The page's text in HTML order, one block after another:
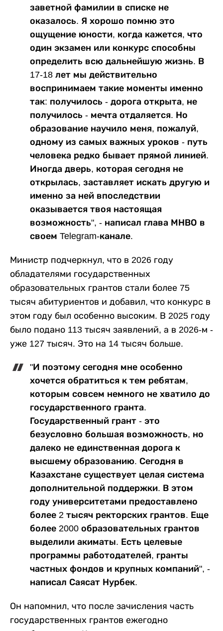
заветной фамилии в списке не
оказалось. Я хорошо помню это
ощущение юности, когда кажется, что
один экзамен или конкурс способны
определить всю дальнейшую жизнь. В
17-18 лет мы действительно
воспринимаем такие моменты именно
так: получилось - дорога открыта, не
получилось - мечта отдаляется. Но
образование научило меня, пожалуй,
одному из самых важных уроков - путь
человека редко бывает прямой линией.
Иногда дверь, которая сегодня не
открылась, заставляет искать другую и
именно за ней впоследствии
оказывается твоя настоящая
возможность", - написал глава МНВО в
своем Telegram-канале.
Министр подчеркнул, что в 2026 году
обладателями государственных
образовательных грантов стали более 75
тысяч абитуриентов и добавил, что конкурс в
этом году был особенно высоким. В 2025 году
было подано 113 тысяч заявлений, а в 2026-м -
уже 127 тысяч. Это на 14 тысяч больше.
"И поэтому сегодня мне особенно
хочется обратиться к тем ребятам,
которым совсем немного не хватило до
государственного гранта.
Государственный грант - это
безусловно большая возможность, но
далеко не единственная дорога к
высшему образованию. Сегодня в
Казахстане существует целая система
дополнительной поддержки. В этом
году университетами предоставлено
более 2 тысяч ректорских грантов. Еще
более 2000 образовательных грантов
выделили акиматы. Есть целевые
программы работодателей, гранты
частных фондов и крупных компаний", -
написал Саясат Нурбек.
Он напомнил, что после зачисления часть
государственных грантов ежегодно